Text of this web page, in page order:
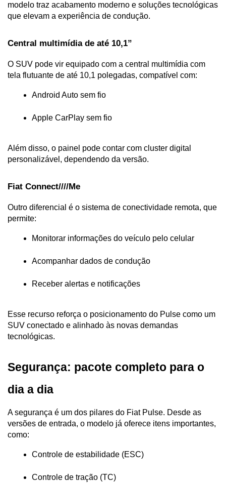
modelo traz acabamento moderno e soluções tecnológicas
que elevam a experiência de condução.
Central multimídia de até 10,1”
O SUV pode vir equipado com a central multimídia com
tela flutuante de até 10,1 polegadas, compatível com:
Android Auto sem fio
Apple CarPlay sem fio
Além disso, o painel pode contar com cluster digital
personalizável, dependendo da versão.
Fiat Connect////Me
Outro diferencial é o sistema de conectividade remota, que
permite:
Monitorar informações do veículo pelo celular
Acompanhar dados de condução
Receber alertas e notificações
Esse recurso reforça o posicionamento do Pulse como um
SUV conectado e alinhado às novas demandas
tecnológicas.
Segurança: pacote completo para o
dia a dia
A segurança é um dos pilares do Fiat Pulse. Desde as
versões de entrada, o modelo já oferece itens importantes,
como:
Controle de estabilidade (ESC)
Controle de tração (TC)